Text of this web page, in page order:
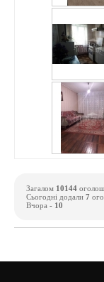
Загалом 10144
Сьогодні додали 7
Вчора - 10